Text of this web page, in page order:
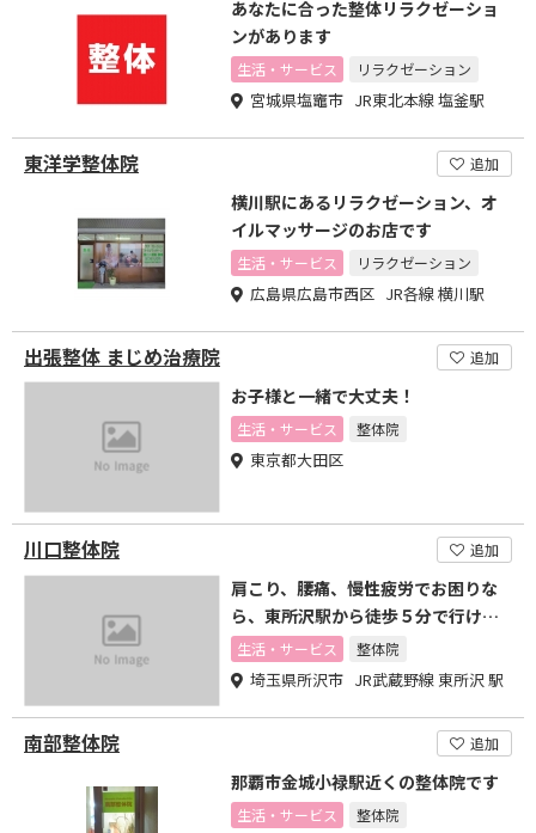
あなたに合った整体リラクゼーショ
ンがあります
生活・サービス リラクゼーション
宮城県塩竈市 JR東北本線 塩釜駅
東洋学整体院 追加
横川駅にあるリラクゼーション、オ
イルマッサージのお店です
生活・サービス リラクゼーション
広島県広島市西区 JR各線 横川駅
出張整体 まじめ治療院 追加
お子様と一緒で大丈夫！
生活・サービス 整体院
東京都大田区
川口整体院 追加
肩こり、腰痛、慢性疲労でお困りな
ら、東所沢駅から徒歩５分で行ける
川口整体院へ
生活・サービス 整体院
埼玉県所沢市 JR武蔵野線 東所沢 駅
南部整体院 追加
那覇市金城小禄駅近くの整体院です
生活・サービス 整体院